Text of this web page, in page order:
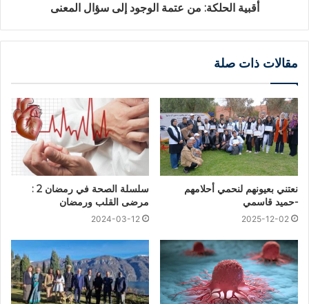
أقبية الحلكة: من عتمة الوجود إلى سؤال المعنى
مقالات ذات صلة
نعتني بعيونهم لنحمي أحلامهم
-حميد قاسمي
2025-12-02
سلسلة الصحة في رمضان 2 :
مرضى القلب ورمضان
2024-03-12